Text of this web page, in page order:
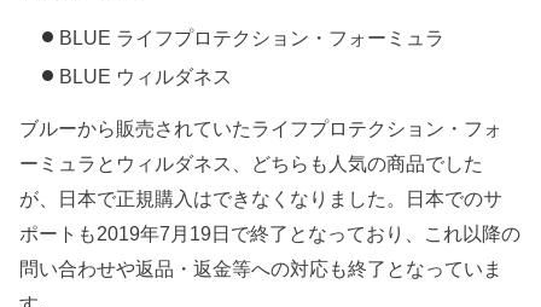
BLUE ライフプロテクション・フォーミュラ
BLUE ウィルダネス
ブルーから販売されていたライフプロテクション・フォ
ーミュラとウィルダネス、どちらも人気の商品でした
が、日本で正規購入はできなくなりました。日本でのサ
ポートも2019年7月19日で終了となっており、これ以降の
問い合わせや返品・返金等への対応も終了となっていま